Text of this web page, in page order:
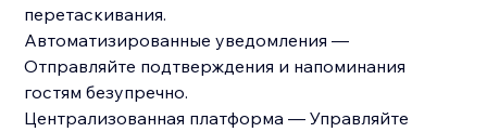
перетаскивания.
Автоматизированные уведомления —
Отправляйте подтверждения и напоминания
гостям безупречно.
Централизованная платформа — Управляйте